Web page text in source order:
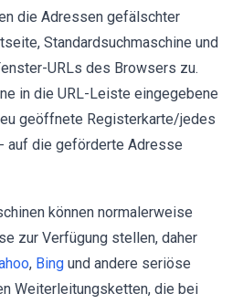
die Adressen gefälschter
Standardsuchmaschine und
URLs des Browsers zu.
in die URL-Leiste eingegebene
geöffnete Registerkarte/jedes
auf die geförderte Adresse
können normalerweise
zur Verfügung stellen, daher
, Bing und andere seriöse
Weiterleitungsketten, die bei